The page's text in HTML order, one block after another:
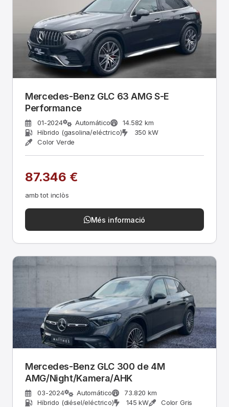
Mercedes-Benz GLC 63 AMG S-E
Performance
01-2024 Automático
14.582 km
Híbrido (gasolina/eléctrico)
350 kW
Color Verde
87.346 €
amb tot inclòs
Més informació
Mercedes-Benz GLC 300 de 4M
AMG/Night/Kamera/AHK
03-2024 Automático
73.820 km
Híbrido (diésel/eléctrico)
145 kW Color Gris